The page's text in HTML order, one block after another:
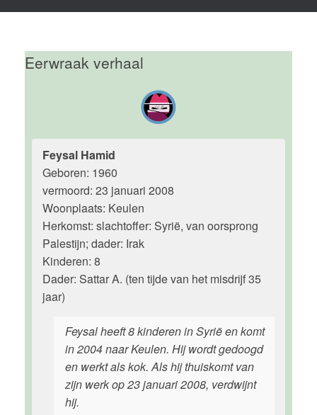
Eerwraak verhaal
Feysal Hamid
Geboren: 1960
vermoord: 23 januari 2008
Woonplaats: Keulen
Herkomst: slachtoffer: Syrië, van oorsprong
Palestijn; dader: Irak
Kinderen: 8
Dader: Sattar A. (ten tijde van het misdrijf 35
jaar)
Feysal heeft 8 kinderen in Syrië en komt
in 2004 naar Keulen. Hij wordt gedoogd
en werkt als kok. Als hij thuiskomt van
zijn werk op 23 januari 2008, verdwijnt
hij.